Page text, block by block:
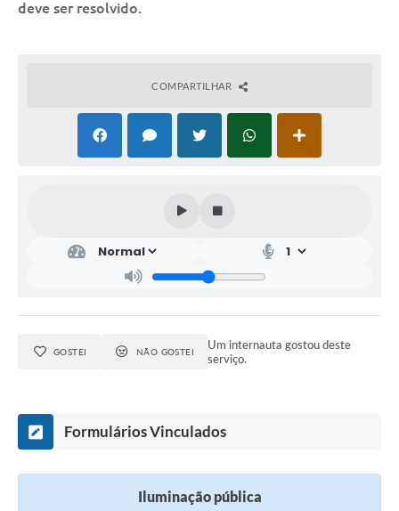
Carteira municipal de identificação de mães ou
PALESTRA SETEMBRO AMARELO - DRA. BEATRIZ GODOY
Consulta Pública sobre o Plano Municipal de
Junta Militar
Contato
Educação
Infraestrutura
deve ser resolvido.
COMPARTILHAR
GOSTEI NÃO GOSTEI
Um internauta gostou deste
serviço.
Formulários Vinculados
Iluminação pública